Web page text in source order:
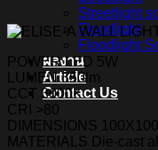
Streetlight
Floodlight
Floodlight
ผลงาน
Article
Contact Us
POWER LED 5W
LUMEN 350lm
CCT 3000K
CRI >80
DIMENSIONS
MATERIALS Die-cast